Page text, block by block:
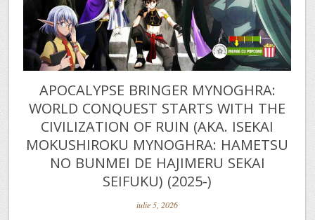
APOCALYPSE BRINGER MYNOGHRA:
WORLD CONQUEST STARTS WITH THE
CIVILIZATION OF RUIN (AKA. ISEKAI
MOKUSHIROKU MYNOGHRA: HAMETSU
NO BUNMEI DE HAJIMERU SEKAI
SEIFUKU) (2025-)
iulie 5, 2026